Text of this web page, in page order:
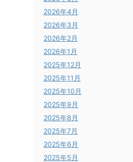
2026年4月
2026年3月
2026年2月
2026年1月
2025年12月
2025年11月
2025年10月
2025年9月
2025年8月
2025年7月
2025年6月
2025年5月